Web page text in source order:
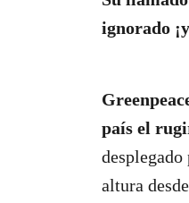
ignorado
país el
altura